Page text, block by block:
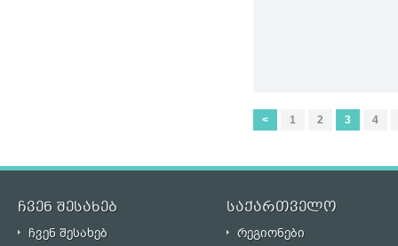
< 1 2 3 4
ჩვენ შესახებ საქართველო
ჩვენ შესახებ
რეგიონები